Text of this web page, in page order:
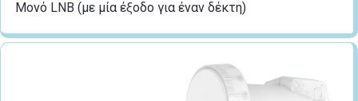
Μονό LNB (με μία έξοδο για έναν δέκτη)